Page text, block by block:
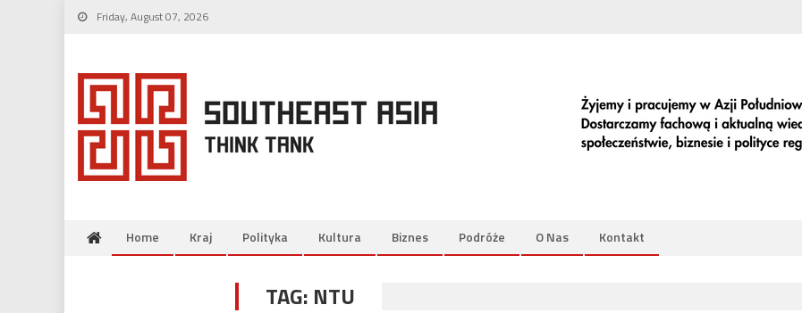
Skip
Friday, August 07, 2026
Home Kraj Polityka Kultura Biznes Podróże O Nas Kontakt
TAG: NTU